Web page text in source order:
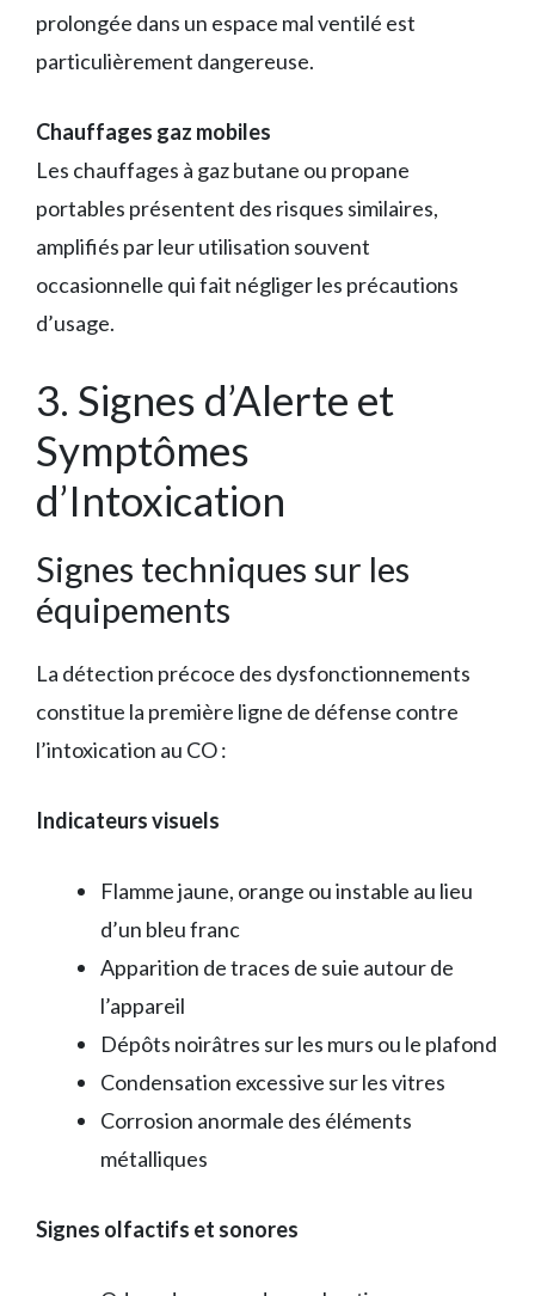
prolongée dans un espace mal ventilé est
particulièrement dangereuse.
Chauffages gaz mobiles
Les chauffages à gaz butane ou propane
portables présentent des risques similaires,
amplifiés par leur utilisation souvent
occasionnelle qui fait négliger les précautions
d’usage.
3. Signes d’Alerte et
Symptômes
d’Intoxication
Signes techniques sur les
équipements
La détection précoce des dysfonctionnements
constitue la première ligne de défense contre
l’intoxication au CO :
Indicateurs visuels
Flamme jaune, orange ou instable au lieu
d’un bleu franc
Apparition de traces de suie autour de
l’appareil
Dépôts noirâtres sur les murs ou le plafond
Condensation excessive sur les vitres
Corrosion anormale des éléments
métalliques
Signes olfactifs et sonores